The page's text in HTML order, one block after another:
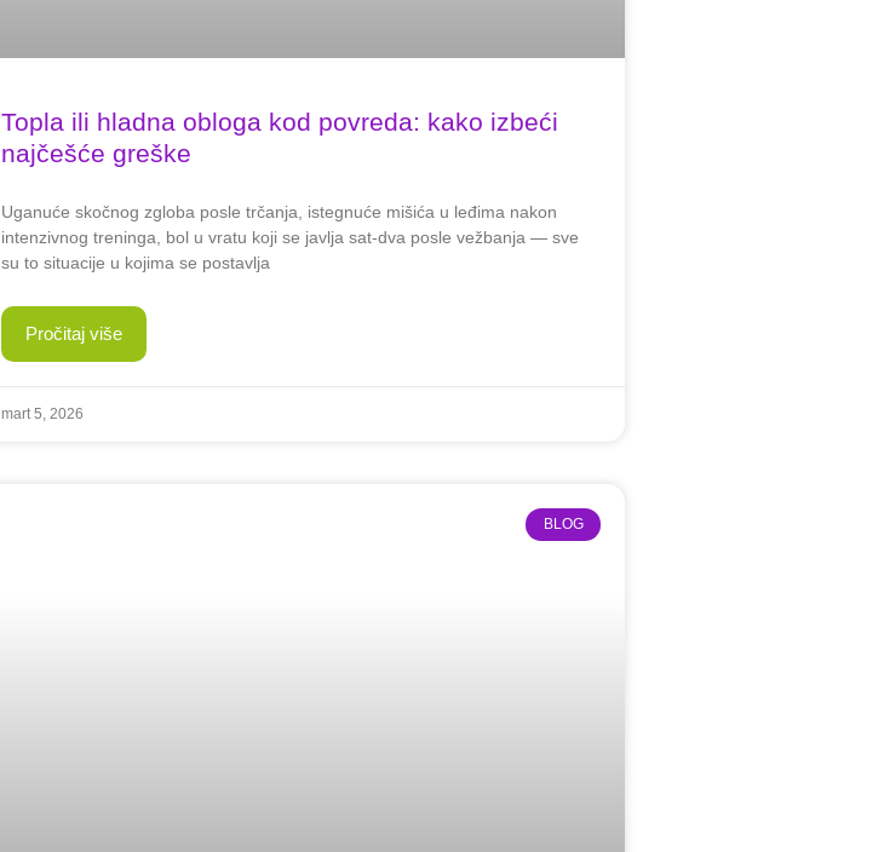
Topla ili hladna obloga kod povreda: kako izbeći
najčešće greške
Uganuće skočnog zgloba posle trčanja, istegnuće mišića u leđima nakon
intenzivnog treninga, bol u vratu koji se javlja sat-dva posle vežbanja — sve
su to situacije u kojima se postavlja
Pročitaj više
mart 5, 2026
BLOG